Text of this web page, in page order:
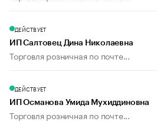
ДЕЙСТВУЕТ
ИП Салтовец Дина Николаевна
Торговля розничная по почте...
ДЕЙСТВУЕТ
ИП Османова Умида Мухиддиновна
Торговля розничная по почте...